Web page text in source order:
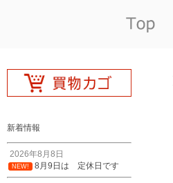
新着情報
2026年8月8日
NEW! 8月9日は 定休日です